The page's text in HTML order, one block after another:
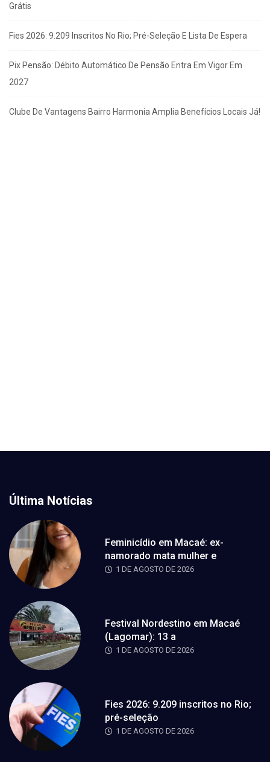
Grátis
Fies 2026: 9.209 Inscritos No Rio; Pré-Seleção E Lista De Espera
Pix Pensão: Débito Automático De Pensão Entra Em Vigor Em
2027
Clube De Vantagens Bairro Harmonia Amplia Benefícios Locais Já!
Última Notícias
Feminicídio em Macaé: ex-
namorado mata mulher e
1 DE AGOSTO DE 2026
Festival Nordestino em Macaé
(Lagomar): 13 a
1 DE AGOSTO DE 2026
Fies 2026: 9.209 inscritos no Rio;
pré-seleção
1 DE AGOSTO DE 2026